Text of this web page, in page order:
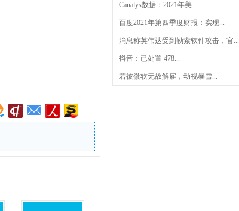
Canalys数据：2021年美...
百度2021年第四季度财报：实现...
消息称英伟达受到勒索软件攻击，官...
抖音：已处置 478...
若被微软无故解雇，动视暴雪...